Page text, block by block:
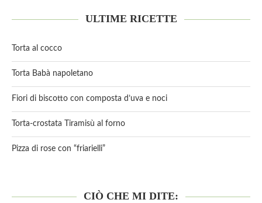
ULTIME RICETTE
Torta al cocco
Torta Babà napoletano
Fiori di biscotto con composta d’uva e noci
Torta-crostata Tiramisù al forno
Pizza di rose con “friarielli”
CIÒ CHE MI DITE: